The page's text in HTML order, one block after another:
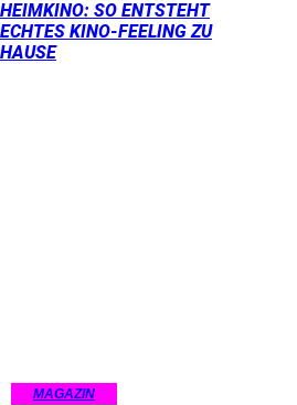
HEIMKINO: SO ENTSTEHT
ECHTES KINO-FEELING ZU
HAUSE
MAGAZIN